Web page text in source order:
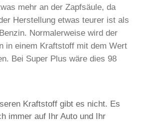
mehr an der Zapfsäule, da
Herstellung etwas teurer ist als
Normalerweise wird der
in einem Kraftstoff mit dem Wert
Bei Super Plus wäre dies 98
Kraftstoff gibt es nicht. Es
immer auf Ihr Auto und Ihr